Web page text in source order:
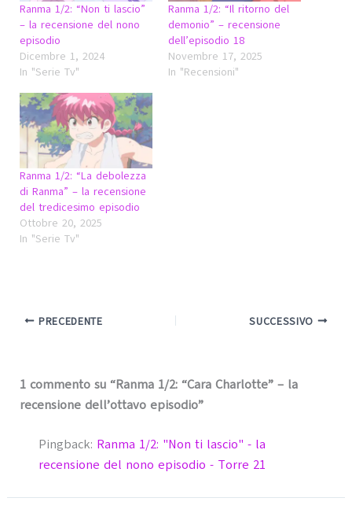
Ranma 1/2: “Non ti lascio”
– la recensione del nono
episodio
Dicembre 1, 2024
In "Serie Tv"
Ranma 1/2: “Il ritorno del
demonio” – recensione
dell’episodio 18
Novembre 17, 2025
In "Recensioni"
Ranma 1/2: “La debolezza
di Ranma” – la recensione
del tredicesimo episodio
Ottobre 20, 2025
In "Serie Tv"
PRECEDENTE SUCCESSIVO
1 commento su “Ranma 1/2: “Cara Charlotte” – la
recensione dell’ottavo episodio”
Pingback: Ranma 1/2: "Non ti lascio" - la
recensione del nono episodio - Torre 21